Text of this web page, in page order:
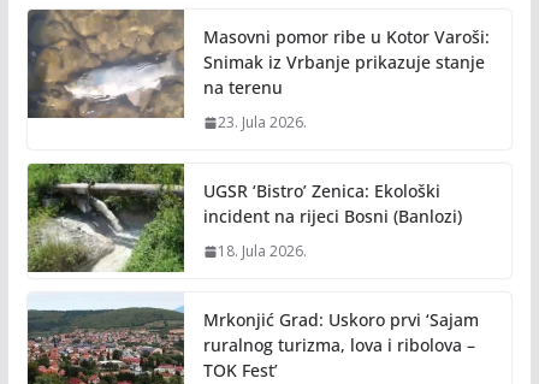
Masovni pomor ribe u Kotor Varoši:
Snimak iz Vrbanje prikazuje stanje
na terenu
23. Jula 2026.
UGSR ‘Bistro’ Zenica: Ekološki
incident na rijeci Bosni (Banlozi)
18. Jula 2026.
Mrkonjić Grad: Uskoro prvi ‘Sajam
ruralnog turizma, lova i ribolova –
TOK Fest’